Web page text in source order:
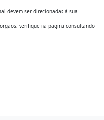
devem ser direcionadas à sua
verifique na página consultando